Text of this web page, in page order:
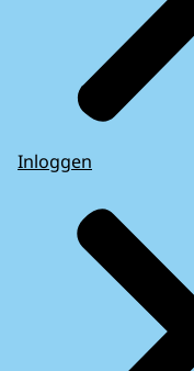
Inloggen